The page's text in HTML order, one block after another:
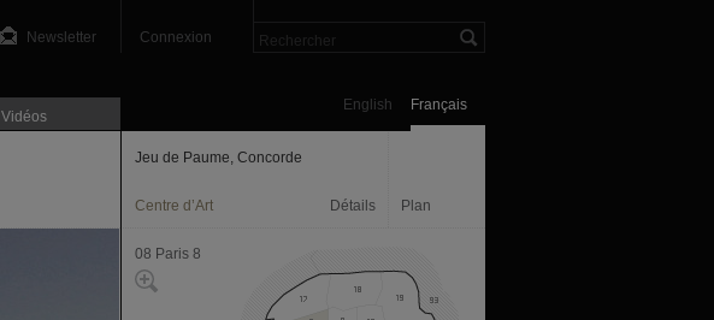
Connexion
Newsletter
Français
English
Vidéos
Jeu de Paume, Concorde
Centre d’Art Détails Plan
08 Paris 8